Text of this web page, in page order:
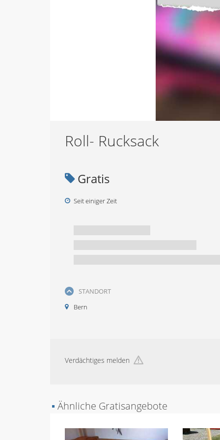
Roll- Rucksack
Gratis
Seit einiger Zeit
STANDORT
Bern
Verdächtiges melden
▪ Ähnliche Gratisangebote